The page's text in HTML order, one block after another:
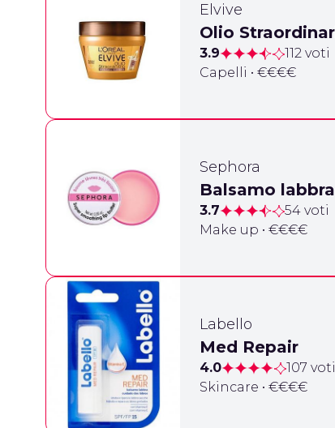
Elvive
Olio
3.9
112 voti
Capelli • €€€€
Sephora
Balsamo
3.7
54 voti
Make up • €€€€
Labello
Med Repair
4.0
107 voti
Skincare • €€€€